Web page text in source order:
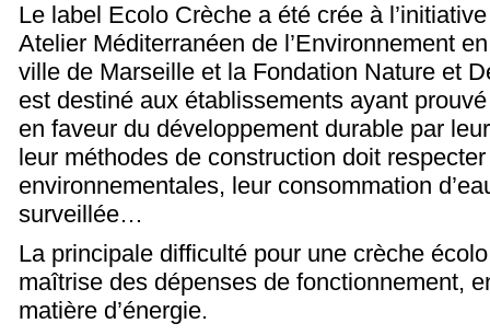
Le label Ecolo Crèche a été crée à
Atelier Méditerranéen de l’Environnement
ville de Marseille et la Fondation Nature et
est destiné aux établissements ayant
en faveur du développement durable par
leur méthodes de construction doit
environnementales, leur consommation
surveillée…
La principale difficulté pour une crèche
maîtrise des dépenses de fonctionnement,
matière d’énergie.